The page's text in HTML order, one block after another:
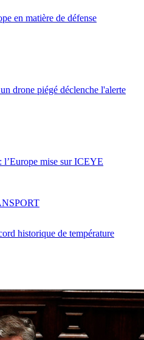
en matière de défense
drone piégé déclenche l'alerte
l’Europe mise sur ICEYE
historique de température